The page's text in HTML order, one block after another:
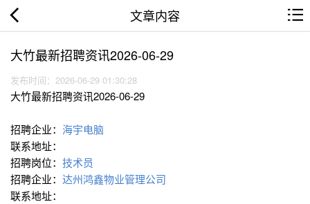
文章内容
大竹最新招聘资讯2026-06-29
发布时间：2026-06-29 01:30:28
大竹最新招聘资讯2026-06-29
招聘企业： 海宇电脑
联系地址：
招聘岗位： 技术员
招聘企业： 达州鸿鑫物业管理公司
联系地址：